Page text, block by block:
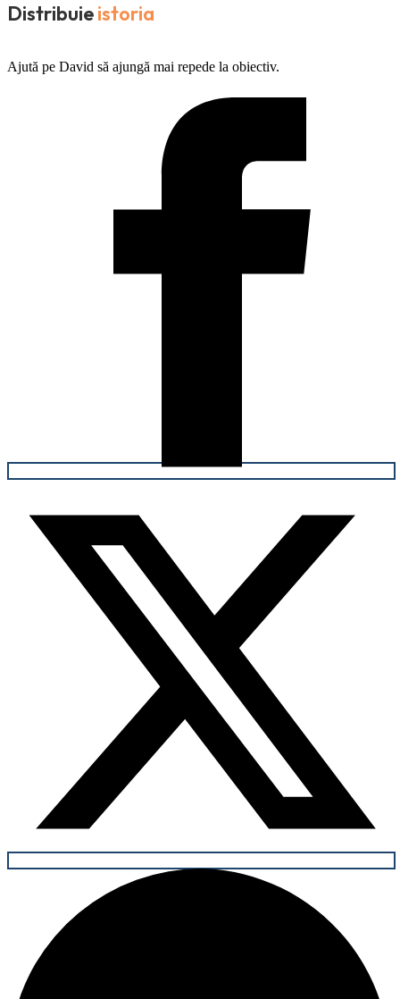
Distribuieistoria
Ajută pe David să ajungă mai repede la obiectiv.